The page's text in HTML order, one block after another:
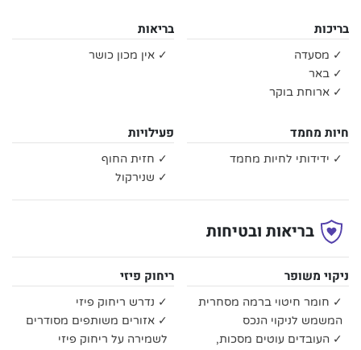
בריכות
✓ מסעדה
✓ באר
✓ ארוחת בוקר
בריאות
✓ אין מכון כושר
חיות מחמד
✓ ידידותי לחיות מחמד
פעילויות
✓ חזית החוף
✓ שנירקול
בריאות ובטיחות
ניקוי משופר
✓ חומר חיטוי ברמה מסחרית
המשמש לניקוי הנכס
✓ העובדים עוטים מסכות,
ריחוק פיזי
✓ נדרש ריחוק פיזי
✓ אזורים משותפים מסודרים
לשמירה על ריחוק פיזי